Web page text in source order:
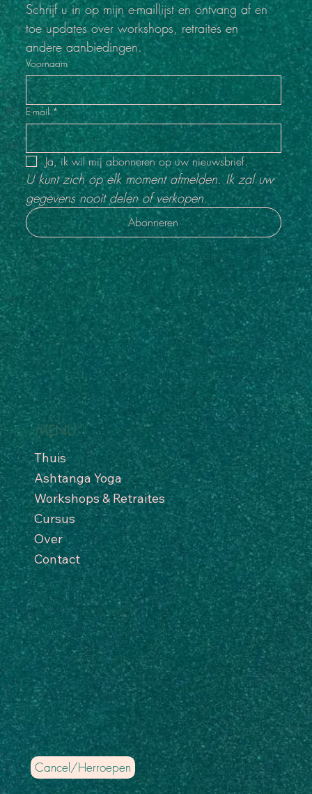
Schrijf u in op mijn e-maillijst en ontvang af en
toe updates over workshops, retraites en
andere aanbiedingen.
Voornaam
E-mail *
Ja, ik wil mij abonneren op uw nieuwsbrief.
U kunt zich op elk moment afmelden. Ik zal uw
gegevens nooit delen of verkopen.
Abonneren
MENU
Thuis
Ashtanga Yoga
Workshops & Retraites
Cursus
Over
Contact
Cancel/Herroepen